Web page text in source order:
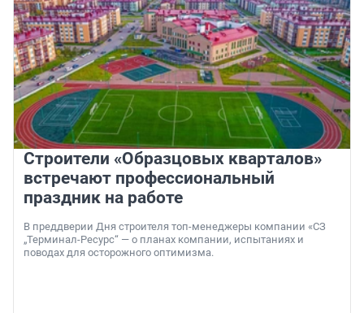
Строители «Образцовых кварталов»
встречают профессиональный
праздник на работе
В преддверии Дня строителя топ-менеджеры компании «СЗ
„Терминал-Ресурс“ — о планах компании, испытаниях и
поводах для осторожного оптимизма.